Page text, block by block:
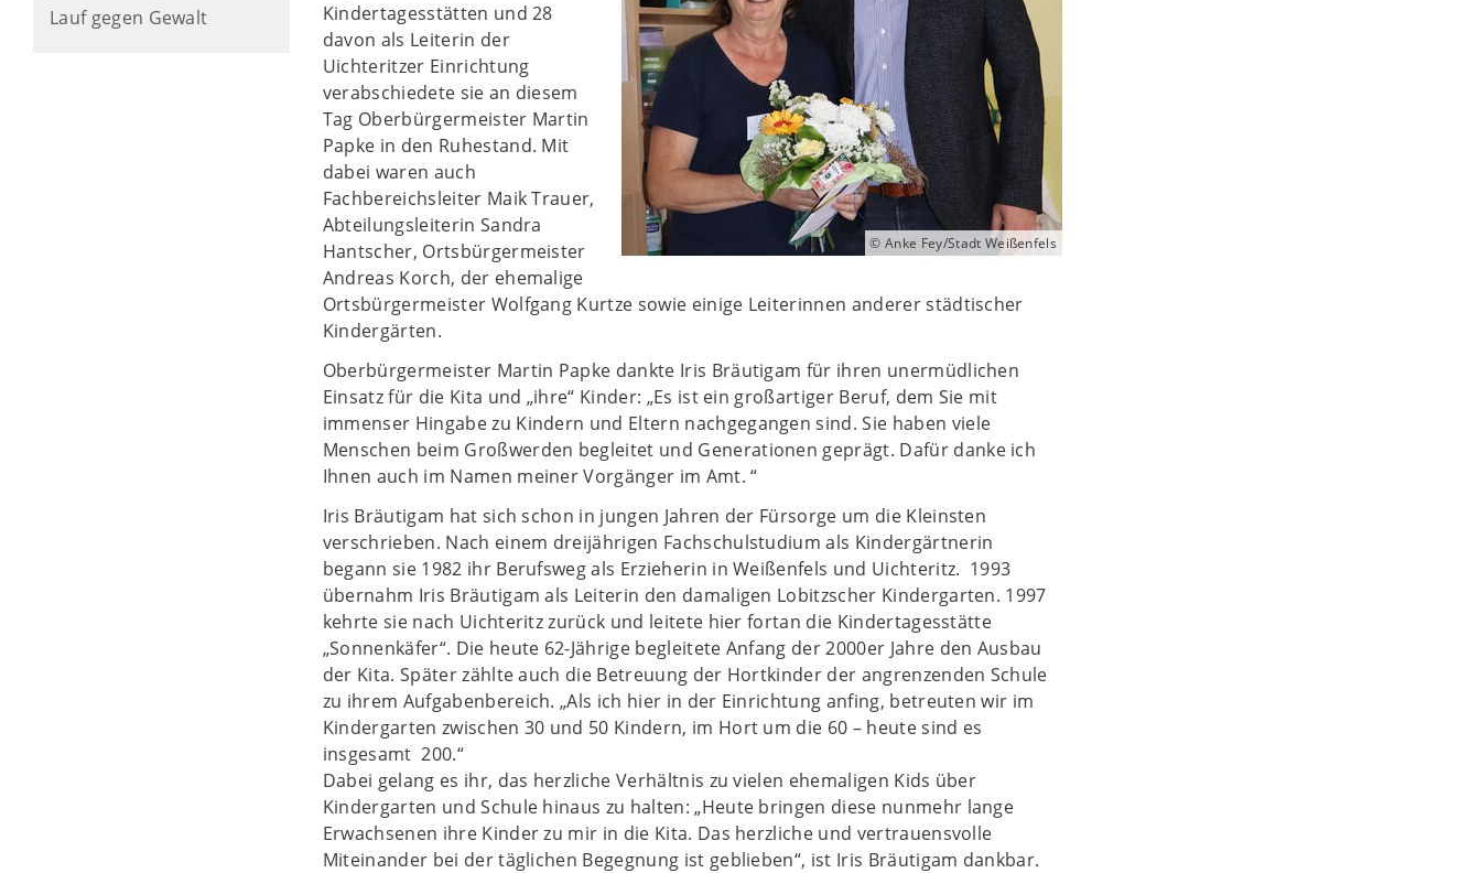
Lauf gegen Gewalt
© Anke Fey/Stadt Weißenfels
Kindertagesstätten und 28
davon als Leiterin der
Uichteritzer Einrichtung
verabschiedete sie an diesem
Tag Oberbürgermeister Martin
Papke in den Ruhestand. Mit
dabei waren auch
Fachbereichsleiter Maik Trauer,
Abteilungsleiterin Sandra
Hantscher, Ortsbürgermeister
Andreas Korch, der ehemalige
Ortsbürgermeister Wolfgang Kurtze sowie einige Leiterinnen anderer städtischer
Kindergärten.
Oberbürgermeister Martin Papke dankte Iris Bräutigam für ihren unermüdlichen
Einsatz für die Kita und „ihre“ Kinder: „Es ist ein großartiger Beruf, dem Sie mit
immenser Hingabe zu Kindern und Eltern nachgegangen sind. Sie haben viele
Menschen beim Großwerden begleitet und Generationen geprägt. Dafür danke ich
Ihnen auch im Namen meiner Vorgänger im Amt. “
Iris Bräutigam hat sich schon in jungen Jahren der Fürsorge um die Kleinsten
verschrieben. Nach einem dreijährigen Fachschulstudium als Kindergärtnerin
begann sie 1982 ihr Berufsweg als Erzieherin in Weißenfels und Uichteritz. 1993
übernahm Iris Bräutigam als Leiterin den damaligen Lobitzscher Kindergarten. 1997
kehrte sie nach Uichteritz zurück und leitete hier fortan die Kindertagesstätte
„Sonnenkäfer“. Die heute 62-Jährige begleitete Anfang der 2000er Jahre den Ausbau
der Kita. Später zählte auch die Betreuung der Hortkinder der angrenzenden Schule
zu ihrem Aufgabenbereich. „Als ich hier in der Einrichtung anfing, betreuten wir im
Kindergarten zwischen 30 und 50 Kindern, im Hort um die 60 – heute sind es
insgesamt 200.“
Dabei gelang es ihr, das herzliche Verhältnis zu vielen ehemaligen Kids über
Kindergarten und Schule hinaus zu halten: „Heute bringen diese nunmehr lange
Erwachsenen ihre Kinder zu mir in die Kita. Das herzliche und vertrauensvolle
Miteinander bei der täglichen Begegnung ist geblieben“, ist Iris Bräutigam dankbar.